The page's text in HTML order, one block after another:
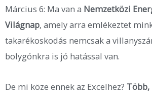
Március 6: Ma van a Nemzetközi
Világnap, amely arra emlékeztet
takarékoskodás nemcsak a
bolygónkra is jó hatással van.
De mi köze ennek az Excelhez?